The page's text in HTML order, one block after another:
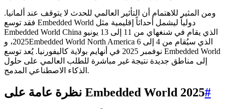
ومن المثير للاهتمام أن التأثير العالمي للحدث لا يتوقف عند ألمانيا.
فقد توسع Embedded World دولياً ليشمل أحداثاً إقليمية مثل
Embedded World China الذي يقام في شنغهاي من 11 إلى 13 يونيو
2025، وEmbedded World North America الذي سيُقام من 4 إلى 6
نوفمبر 2025 في أنهايم بولاية كاليفورنيا. يُعد توسع Embedded World
إلى مناطق جديدة نتيجة غير مباشرة للطلب العالمي على حلول
الذكاء الاصطناعي المدمج.
نظرة عامة على Embedded World 2025#